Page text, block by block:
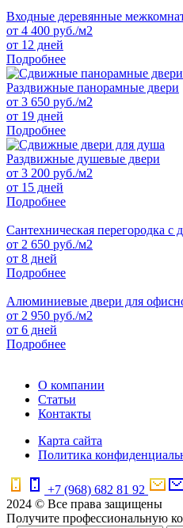
Входные деревянные
от 4 400 руб./м2
от 12 дней
Подробнее
Раздвижные панорамные двери
от 3 650 руб./м2
от 19 дней
Подробнее
Раздвижные душевые двери
от 3 200 руб./м2
от 15 дней
Подробнее
Сантехническая перегородка с
от 2 650 руб./м2
от 8 дней
Подробнее
Алюминиевые двери для
от 2 950 руб./м2
от 6 дней
Подробнее
О компании
Статьи
Контакты
Карта сайта
Политика
+7 (968) 682 81 92
2024 © Все права защищены
Получите профессиональную